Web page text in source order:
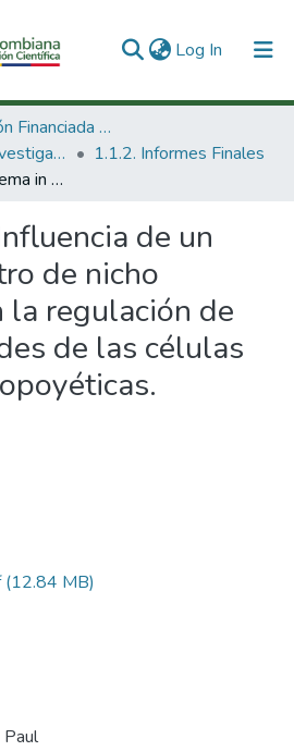
Log In (current)
1. Investigación Financiada con Recursos Públicos
1.1 Productos de investigación
1.1.2. Informes Finales
Influencia de un sistema in vitro de nicho leucémico en la regulación de las propiedades de las células Stem Hematopoyéticas.
de un
de nicho
la regulación de
de las células
(12.84 MB)
Paul